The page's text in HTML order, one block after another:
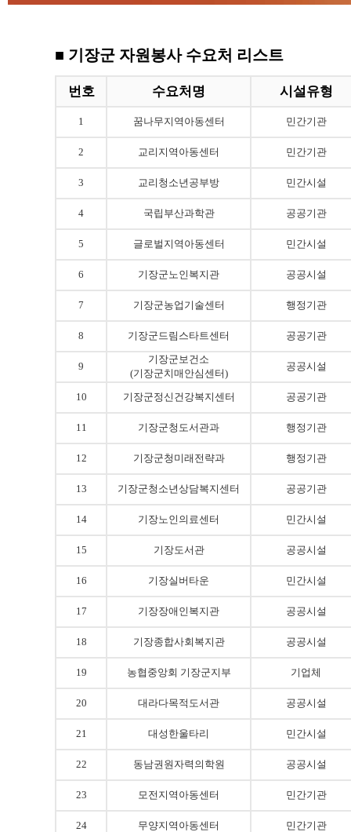
■ 기장군 자원봉사 수요처 리스트
번호 수요처명 시설유형
1 꿈나무지역아동센터 민간기관
2 교리지역아동센터 민간기관
3 교리청소년공부방 민간시설
4 국립부산과학관 공공기관
5 글로벌지역아동센터 민간시설
6 기장군노인복지관 공공시설
7 기장군농업기술센터 행정기관
8 기장군드림스타트센터 공공기관
9
기장군보건소
(기장군치매안심센터)
공공시설
10 기장군정신건강복지센터 공공기관
11 기장군청도서관과 행정기관
12 기장군청미래전략과 행정기관
13 기장군청소년상담복지센터 공공기관
14 기장노인의료센터 민간시설
15 기장도서관 공공시설
16 기장실버타운 민간시설
17 기장장애인복지관 공공시설
18 기장종합사회복지관 공공시설
19 농협중앙회 기장군지부 기업체
20 대라다목적도서관 공공시설
21 대성한울타리 민간시설
22 동남권원자력의학원 공공시설
23 모전지역아동센터 민간기관
24 무양지역아동센터 민간기관